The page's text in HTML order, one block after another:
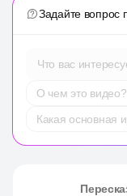
Задайте вопрос
Что вас
О чем это видео?
Какая основная